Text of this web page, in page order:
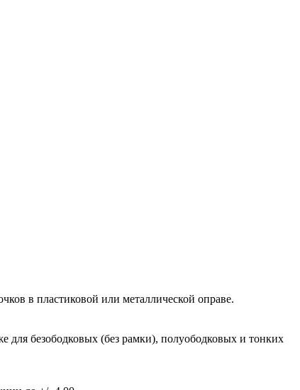
в пластиковой или металлической оправе.
для безободковых (без рамки), полуободковых и тонких